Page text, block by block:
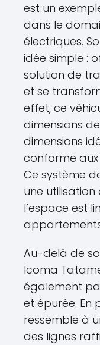
est un
dans le
électriques.
idée simple :
solution de
et se
effet, ce
dimensions
dimensions
conforme
Ce système
une utilisation
l’espace est
Au-delà de
Icoma
également
et épurée. En
ressemble à
des lignes